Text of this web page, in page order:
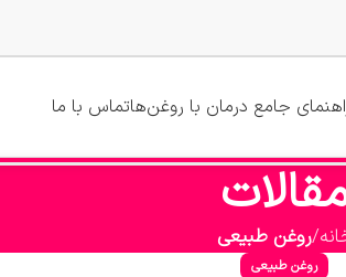
جامع درمان با روغن‌هاتماس با ما
روغن طبیعی
روغن طبیعی